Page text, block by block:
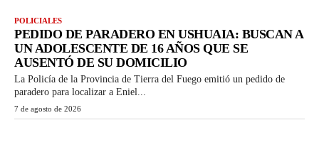
POLICIALES
PEDIDO DE PARADERO EN USHUAIA: BUSCAN A
UN ADOLESCENTE DE 16 AÑOS QUE SE
AUSENTÓ DE SU DOMICILIO
La Policía de la Provincia de Tierra del Fuego emitió un pedido de
paradero para localizar a Eniel...
7 de agosto de 2026